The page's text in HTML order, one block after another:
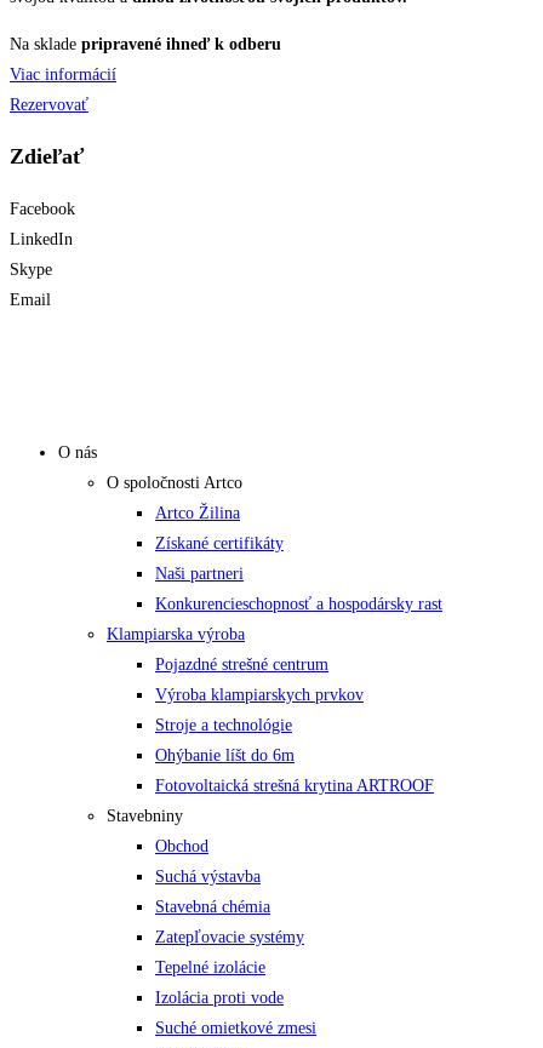
Na sklade pripravené ihneď k odberu
Viac informácií
Rezervovať
Zdieľať
Facebook
LinkedIn
Skype
Email
O nás
O spoločnosti Artco
Artco Žilina
Získané certifikáty
Naši partneri
Konkurencieschopnosť a hospodársky rast
Klampiarska výroba
Pojazdné strešné centrum
Výroba klampiarskych prvkov
Stroje a technológie
Ohýbanie líšt do 6m
Fotovoltaická strešná krytina ARTROOF
Stavebniny
Obchod
Suchá výstavba
Stavebná chémia
Zatepľovacie systémy
Tepelné izolácie
Izolácia proti vode
Suché omietkové zmesi